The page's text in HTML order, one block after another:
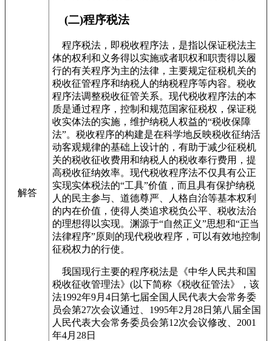
解答
(二)程序税法
程序税法，即税收程序法，是指以保证税法主
体的权利和义务得以实施或者职权和职责得以履
行的有关程序为主的法律，主要规定征税机关的
税收征管程序和纳税人的纳税程序等内容。税收
程序法调整税收征管关系。现代税收程序法的本
质是通过程序，控制和规范国家征税权，保证税
收实体法的实施，维护纳税人权益的“税收保障
法”。税收程序的构建是在科学地反映税收征纳活
动客观规律的基础上设计的，有助于减少征税机
关的税收征收费用和纳税人的税收奉行费用，提
高税收征纳效率。现代税收程序法不仅具有公正
实现实体税法的“工具”价值，而且具有保护纳税
人的民主参与、道德尊严、人格自治等基本权利
的内在价值，使得人类追求税负公平、税收法治
的理想得以实现。渊源于“自然正义”思想和“正当
法律程序”原则的现代税收程序，可以有效地控制
征税权力的行使。
我国现行主要的程序税法是《中华人民共和国
税收征收管理法》(以下简称《税收征管法》，该
法1992年9月4日第七届全国人民代表大会常务委
员会第27次会议通过、1995年2月28日第八届全国
人民代表大会常务委员会第12次会议修改、2001
年4月28日